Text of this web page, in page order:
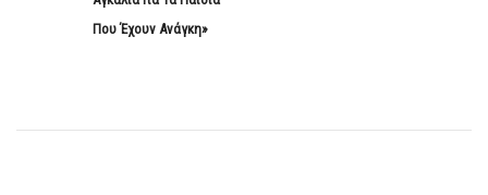
Που Έχουν Ανάγκη»